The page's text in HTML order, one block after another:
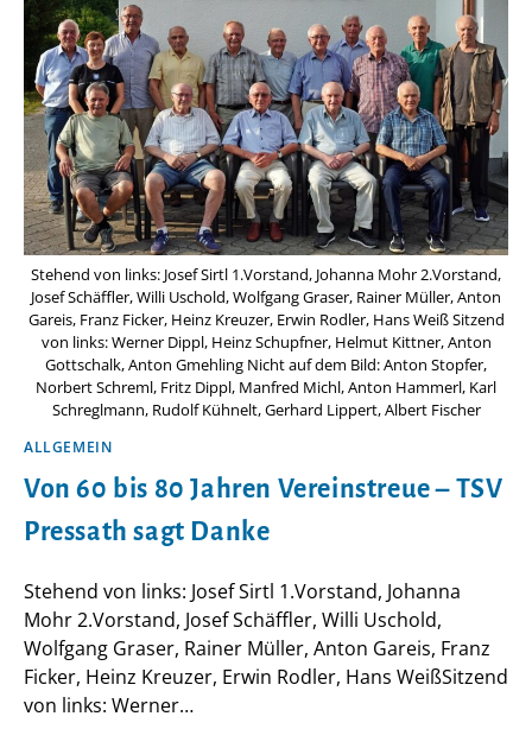
Stehend von links: Josef Sirtl 1.Vorstand, Johanna Mohr 2.Vorstand,
Josef Schäffler, Willi Uschold, Wolfgang Graser, Rainer Müller, Anton
Gareis, Franz Ficker, Heinz Kreuzer, Erwin Rodler, Hans Weiß Sitzend
von links: Werner Dippl, Heinz Schupfner, Helmut Kittner, Anton
Gottschalk, Anton Gmehling Nicht auf dem Bild: Anton Stopfer,
Norbert Schreml, Fritz Dippl, Manfred Michl, Anton Hammerl, Karl
Schreglmann, Rudolf Kühnelt, Gerhard Lippert, Albert Fischer
ALLGEMEIN
Von 60 bis 80 Jahren Vereinstreue – TSV
Pressath sagt Danke
Stehend von links: Josef Sirtl 1.Vorstand, Johanna
Mohr 2.Vorstand, Josef Schäffler, Willi Uschold,
Wolfgang Graser, Rainer Müller, Anton Gareis, Franz
Ficker, Heinz Kreuzer, Erwin Rodler, Hans WeißSitzend
von links: Werner…